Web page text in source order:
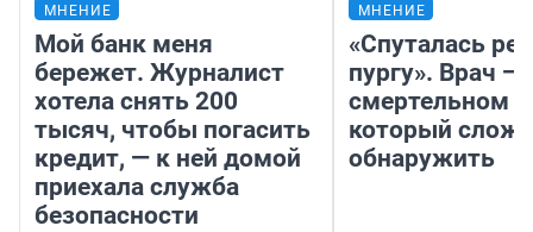
МНЕНИЕ
Мой банк меня
бережет. Журналист
хотела снять 200
тысяч, чтобы погасить
кредит, — к ней домой
приехала служба
безопасности
МНЕНИЕ
«Спуталась
пургу». Врач —
смертельном
который
обнаружить